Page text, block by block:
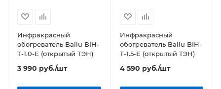
Инфракрасный
обогреватель Ballu BIH-
Т-1.0-E (открытый ТЭН)
3 990 руб./шт
Инфракрасный
обогреватель Ballu BIH-
Т-1.5-E (открытый ТЭН)
4 590 руб./шт